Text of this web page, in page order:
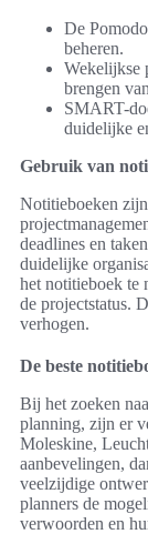
De
beheren.
Wekelijkse
brengen
SMART-
duidelijke
Gebruik van
Notitieboeken
deadlines en
duidelijke
het notitieboek te
de projectstatus.
verhogen.
De beste
Bij het zoeken
planning, zijn er
Moleskine,
aanbevelingen,
veelzijdige
planners de
verwoorden en